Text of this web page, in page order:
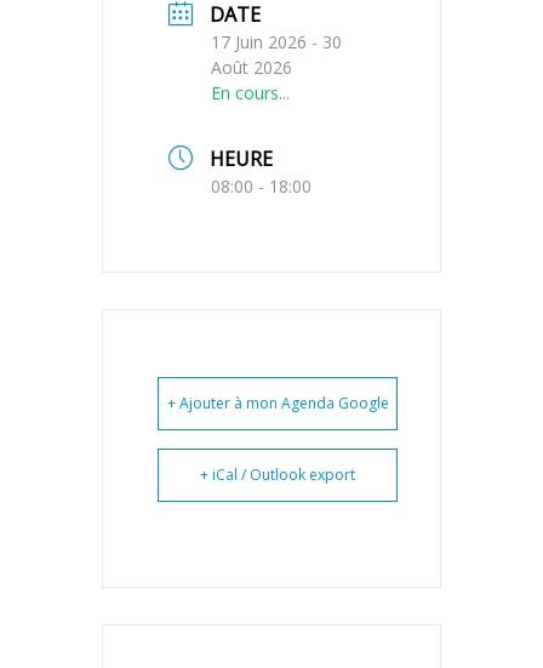
DATE
17 Juin 2026 - 30
Août 2026
En cours...
HEURE
08:00 - 18:00
+ Ajouter à mon Agenda Google
+ iCal / Outlook export